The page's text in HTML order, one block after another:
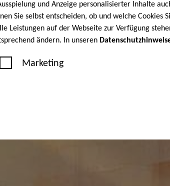
und Anzeige personalisierter Inhalte
Sie selbst entscheiden, ob und welche Cookies
Leistungen auf der Webseite zur Verfügung
ändern. In unseren
Marketing